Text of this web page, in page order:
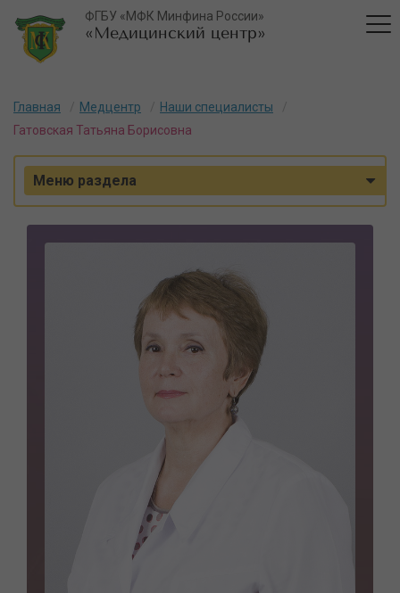
ФГБУ «МФК Минфина России»
«Медицинский центр»
Главная Медцентр
Наши специалисты
Гатовская Татьяна Борисовна
Меню раздела